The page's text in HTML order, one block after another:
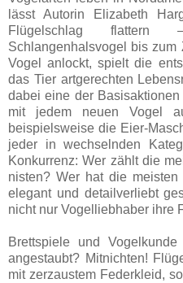
lässt Autorin Elizabeth
Flügelschlag flattern
Schlangenhalsvogel bis zum
Vogel anlockt, spielt die
das Tier artgerechten
dabei eine der
mit jedem neuen Vogel
beispielsweise die Eier-
jeder in wechselnden
Konkurrenz: Wer zählt die
nisten? Wer hat die
elegant und detailverliebt
nicht nur Vogelliebhaber ihre
Brettspiele und
angestaubt? Mitnichten!
mit zerzaustem Federkleid,